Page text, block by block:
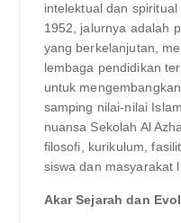
intelektual dan
1952, jalurnya adalah
yang berkelanjutan,
lembaga pendidikan
untuk
samping nilai-nilai
nuansa Sekolah Al
filosofi, kurikulum,
siswa dan masyarakat
Akar Sejarah dan